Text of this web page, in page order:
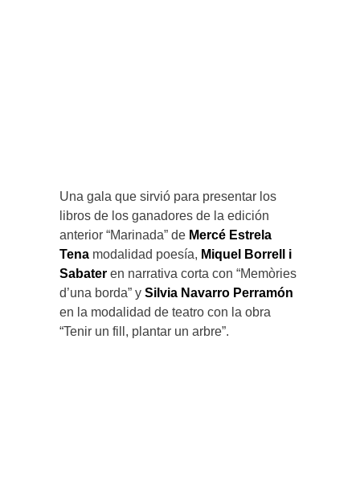
Una gala que sirvió para presentar los
libros de los ganadores de la edición
anterior “Marinada” de Mercé Estrela
Tena modalidad poesía, Miquel Borrell i
Sabater en narrativa corta con “Memòries
d’una borda” y Silvia Navarro Perramón
en la modalidad de teatro con la obra
“Tenir un fill, plantar un arbre”.